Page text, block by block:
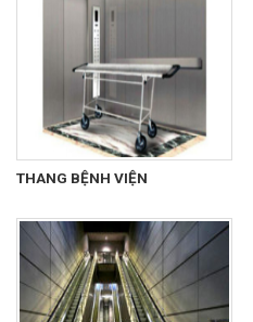
THANG BỆNH VIỆN